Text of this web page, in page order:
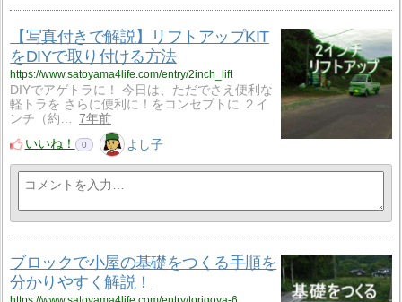
【写真付きで解説】リフトアップKIT
をDIYで取り付ける方法
https://www.satoyama4life.com/entry/2inch_lift
DIYでアゲトラに！ 今日は、ただでさえ便利な
軽トラを さらに便利に！をコンセプトに ２イ
ンチ（約…
7年前
いいね！
0 よし子
ブロックで小屋の基礎をつくる手順を
分かりやすく解説！